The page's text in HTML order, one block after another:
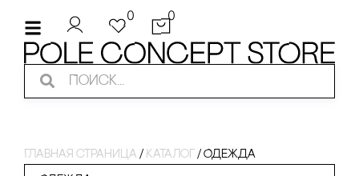
0 0
Главная страница / Каталог / Одежда